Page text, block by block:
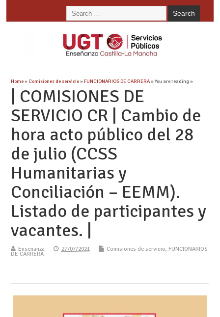
Home» Comisiones de servicio»FUNCIONARIOS DE CARRERA» You are reading »
| COMISIONES DE
SERVICIO CR | Cambio de
hora acto público del 28
de julio (CCSS
Humanitarias y
Conciliación – EEMM).
Listado de participantes y
vacantes. |
Enseñanza 27/07/2021 Comisiones de servicio, FUNCIONARIOS
DE CARRERA